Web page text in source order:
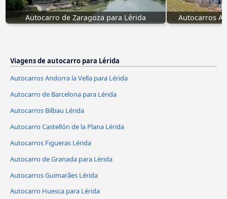
Autocarro de Zaragoza para Lérida Autocarros
Viagens de autocarro para Lérida
Autocarros Andorra la Vella para Lérida
Autocarro de Barcelona para Lérida
Autocarros Bilbau Lérida
Autocarro Castellón de la Plana Lérida
Autocarros Figueras Lérida
Autocarro de Granada para Lérida
Autocarros Guimarães Lérida
Autocarro Huesca para Lérida